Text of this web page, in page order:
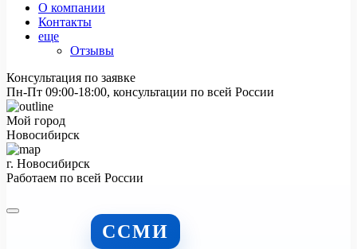
О компании
Контакты
еще
Отзывы
Консультация по заявке
Пн-Пт 09:00-18:00, консультации по всей России
Мой город
Новосибирск
г. Новосибирск
Работаем по всей России
ССМИ